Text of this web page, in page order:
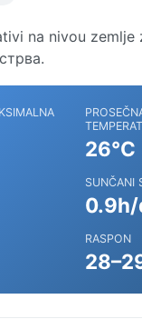
na nivou zemlje
26°C
SUNČANI
0.9h/
RASPON